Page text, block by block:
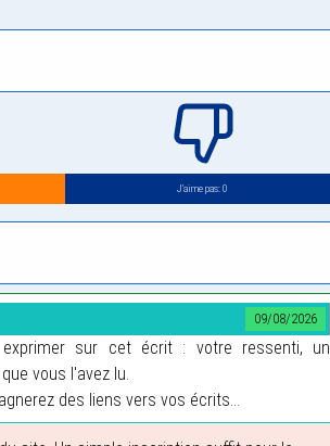
J’aime pas: 0
09/08/2026
sur cet écrit : votre ressenti, un
vous l'avez lu.
des liens vers vos écrits...